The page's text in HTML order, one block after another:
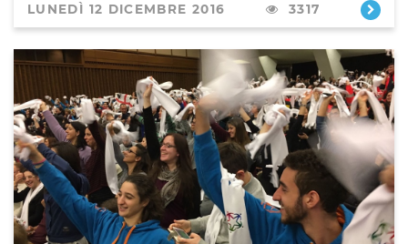
LUNEDÌ 12 DICEMBRE 2016 3317